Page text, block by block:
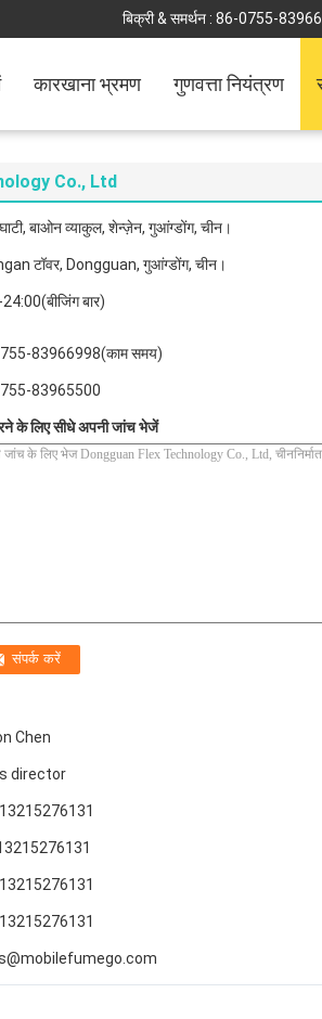
बिक्री & समर्थन : 86-0755-
कारखाना भ्रमण गुणवत्ता नियंत्रण
Co., Ltd
बाओन व्याकुल, शेन्ज़ेन, गुआंग्डोंग, चीन।
टॉवर, Dongguan, गुआंग्डोंग, चीन।
बार)
83966998(काम समय)
83965500
के लिए सीधे अपनी जांच भेजें
Chen
director